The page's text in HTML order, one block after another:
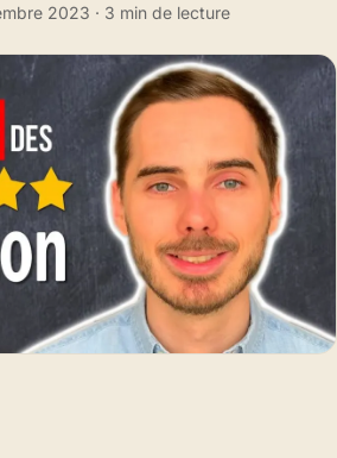
2023 · 3 min de lecture